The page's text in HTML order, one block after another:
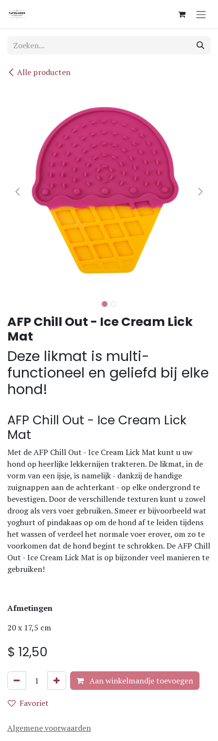
Alle producten
AFP Chill Out - Ice Cream Lick
Mat
Deze likmat is multi-
functioneel en geliefd bij elke
hond!
AFP Chill Out - Ice Cream Lick
Mat
Met de AFP Chill Out - Ice Cream Lick Mat kunt u uw
hond op heerlijke lekkernijen trakteren. De likmat, in de
vorm van een ijsje, is namelijk - dankzij de handige
zuignappen aan de achterkant - op elke ondergrond te
bevestigen. Door de verschillende texturen kunt u zowel
droog als vers voer gebruiken. Smeer er bijvoorbeeld wat
yoghurt of pindakaas op om de hond af te leiden tijdens
het wassen of verdeel het normale voer erover, om zo te
voorkomen dat de hond begint te schrokken. De AFP Chill
Out - Ice Cream Lick Mat is op bijzonder veel manieren te
gebruiken!
Afmetingen
20 x 17,5 cm
$ 12,50
Aan winkelmandje toevoegen
Favoriet
Algemene voorwaarden